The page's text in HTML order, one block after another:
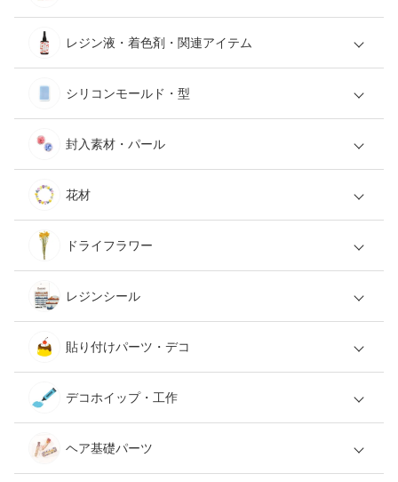
レジン液・着色剤・関連アイテム
シリコンモールド・型
封入素材・パール
花材
ドライフラワー
レジンシール
貼り付けパーツ・デコ
デコホイップ・工作
ヘア基礎パーツ